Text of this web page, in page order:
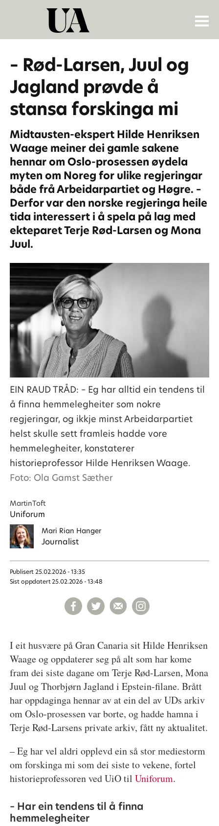
– Rød-Larsen, Juul og
Jagland prøvde å
stansa forskinga mi
Midtausten-ekspert Hilde Henriksen
Waage meiner dei gamle sakene
hennar om Oslo-prosessen øydela
myten om Noreg for ulike regjeringar
både frå Arbeidarpartiet og Høgre. –
Derfor var den norske regjeringa heile
tida interessert i å spela på lag med
ekteparet Terje Rød-Larsen og Mona
Juul.
EIN RAUD TRÅD: – Eg har alltid ein tendens til
å finna hemmelegheiter som nokre
regjeringar, og ikkje minst Arbeidarpartiet
helst skulle sett framleis hadde vore
hemmelegheiter, konstaterer
historieprofessor Hilde Henriksen Waage.
Foto: Ola Gamst Sæther
MartinToft
Uniforum
Mari Rian Hanger
Journalist
Publisert 25.02.2026 - 13:35
Sist oppdatert 25.02.2026 - 13:48
I eit husvære på Gran Canaria sit Hilde Henriksen
Waage og oppdaterer seg på alt som har kome
fram dei siste dagane om Terje Rød-Larsen, Mona
Juul og Thorbjørn Jagland i Epstein-filane. Brått
har oppdaginga hennar av at ein del av UDs arkiv
om Oslo-prosessen var borte, og hadde hamna i
Terje Rød-Larsens private arkiv, fått ny aktualitet.
– Eg har vel aldri opplevd ein så stor mediestorm
om forskinga mi som dei siste to vekene, fortel
historieprofessoren ved UiO til Uniforum.
– Har ein tendens til å finna
hemmelegheiter